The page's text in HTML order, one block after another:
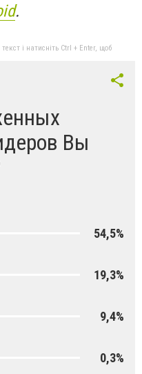
.
і натисніть Ctrl + Enter, щоб
Вы
54,5%
19,3%
9,4%
0,3%